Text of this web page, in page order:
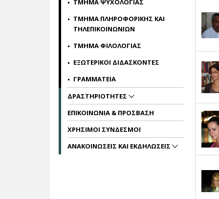
ΤΜΗΜΑ ΨΥΧΟΛΟΓΙΑΣ
ΤΜΗΜΑ ΠΛΗΡΟΦΟΡΙΚΗΣ ΚΑΙ
ΤΗΛΕΠΙΚΟΙΝΩΝΙΩΝ
ΤΜΗΜΑ ΦΙΛΟΛΟΓΙΑΣ
ΕΞΩΤΕΡΙΚΟΙ ΔΙΔΑΣΚΟΝΤΕΣ
ΓΡΑΜΜΑΤΕΙΑ
ΔΡΑΣΤΗΡΙΟΤΗΤΕΣ
ΕΠΙΚΟΙΝΩΝΙΑ & ΠΡΟΣΒΑΣΗ
ΧΡΗΣΙΜΟΙ ΣΥΝΔΕΣΜΟΙ
ΑΝΑΚΟΙΝΩΣΕΙΣ ΚΑΙ ΕΚΔΗΛΩΣΕΙΣ